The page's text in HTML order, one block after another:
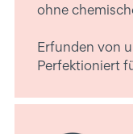
ohne
Erfunden von
Perfektioniert